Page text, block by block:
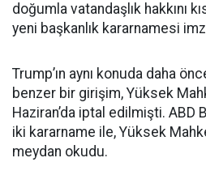
doğumla vatandaşlık hakkını
yeni başkanlık kararnamesi
Trump’ın aynı konuda daha
benzer bir girişim, Yüksek
Haziran’da iptal edilmişti. ABD
iki kararname ile, Yüksek
meydan okudu.